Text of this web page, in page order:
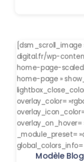
digital.fr/wp-
home-page-
home-page »
overlay_color=
overlay_on_hover=
_module_preset=
Modèle